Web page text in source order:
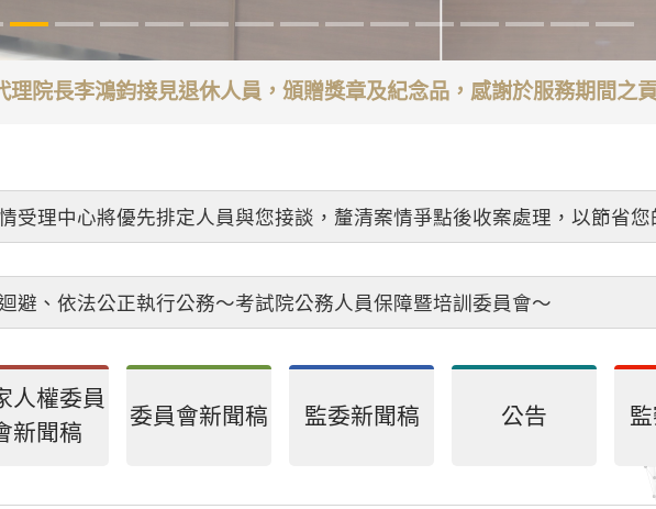
院長李鴻鈞接見退休人員，頒贈獎章及紀念品，感謝於服務期間之
受理中心將優先排定人員與您接談，釐清案情爭點後收案處理，以節省您
避、依法公正執行公務～考試院公務人員保障暨培訓委員會～
人權委員
新聞稿
委員會新聞稿 監委新聞稿 公告